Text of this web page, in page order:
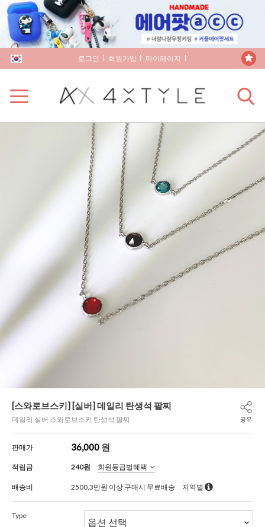
로그인 회원가입 마이페이지
[스와로브스키] [실버] 데일리 탄생석 팔찌
데일리 실버 스와로브스키 탄생석 팔찌 공유
판매가 36,000 원
적립금 240원 회원등급별혜택
배송비 2500,3만원 이상 구매시 무료배송 지역별
Type